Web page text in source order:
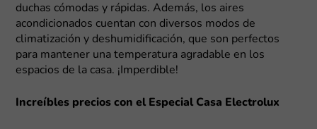
duchas cómodas y rápidas. Además, los aires
acondicionados cuentan con diversos modos de
climatización y deshumidificación, que son perfectos
para mantener una temperatura agradable en los
espacios de la casa. ¡Imperdible!
Increíbles precios con el Especial Casa Electrolux